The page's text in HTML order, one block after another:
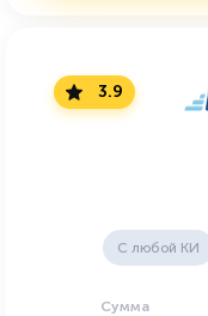
3.9
C любой КИ
Сумма